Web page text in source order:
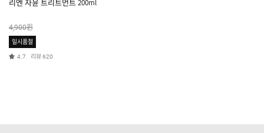
리엔 자윤 트리트먼트 200ml
4,900원
일시품절
4.7 리뷰620